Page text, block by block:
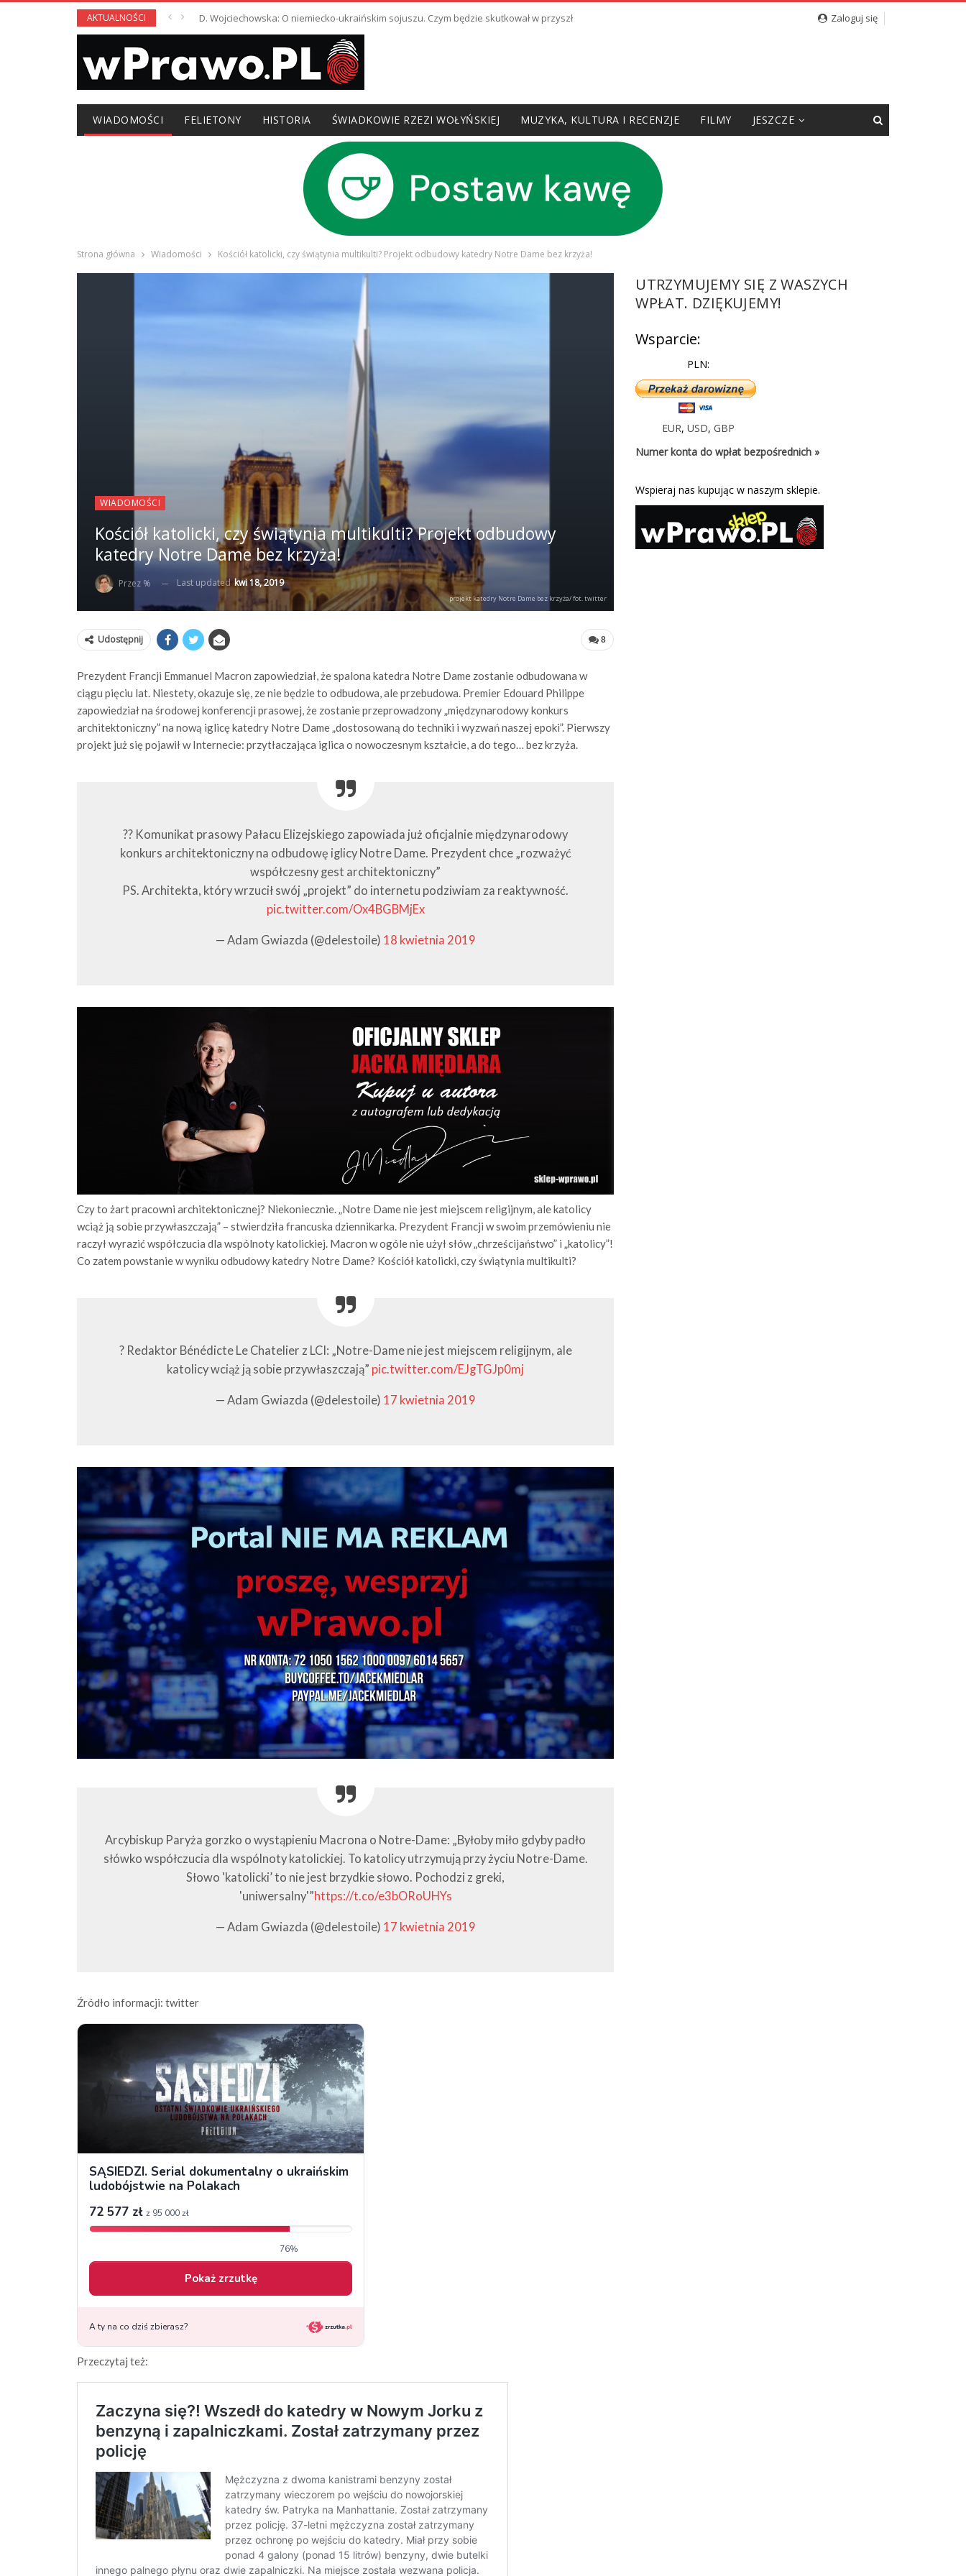
AKTUALNOŚCI D. Wojciechowska: O niemiecko-ukraińskim sojuszu. Czym będzie skutkował w przyszłości? Zaloguj się
WIADOMOŚCI FELIETONY HISTORIA ŚWIADKOWIE RZEZI WOŁYŃSKIEJ MUZYKA, KULTURA I RECENZJE FILMY JESZCZE
Strona główna Wiadomości Kościół katolicki, czy świątynia multikulti? Projekt odbudowy katedry Notre Dame bez krzyża!
WIADOMOŚCI
Kościół katolicki, czy świątynia multikulti? Projekt odbudowy
katedry Notre Dame bez krzyża!
Przez % Last updated kwi 18, 2019
projekt katedry Notre Dame bez krzyża/ fot. twitter
8
Udostępnij
Prezydent Francji Emmanuel Macron zapowiedział, że spalona katedra Notre Dame zostanie odbudowana w
ciągu pięciu lat. Niestety, okazuje się, ze nie będzie to odbudowa, ale przebudowa. Premier Edouard Philippe
zapowiedział na środowej konferencji prasowej, że zostanie przeprowadzony „międzynarodowy konkurs
architektoniczny” na nową iglicę katedry Notre Dame „dostosowaną do techniki i wyzwań naszej epoki”. Pierwszy
projekt już się pojawił w Internecie: przytłaczająca iglica o nowoczesnym kształcie, a do tego… bez krzyża.
?? Komunikat prasowy Pałacu Elizejskiego zapowiada już oficjalnie międzynarodowy
konkurs architektoniczny na odbudowę iglicy Notre Dame. Prezydent chce „rozważyć
współczesny gest architektoniczny”
PS. Architekta, który wrzucił swój „projekt” do internetu podziwiam za reaktywność.
pic.twitter.com/Ox4BGBMjEx
— Adam Gwiazda (@delestoile) 18 kwietnia 2019
Czy to żart pracowni architektonicznej? Niekoniecznie. „Notre Dame nie jest miejscem religijnym, ale katolicy
wciąż ją sobie przywłaszczają” – stwierdziła francuska dziennikarka. Prezydent Francji w swoim przemówieniu nie
raczył wyrazić współczucia dla wspólnoty katolickiej. Macron w ogóle nie użył słów „chrześcijaństwo” i „katolicy”!
Co zatem powstanie w wyniku odbudowy katedry Notre Dame? Kościół katolicki, czy świątynia multikulti?
? Redaktor Bénédicte Le Chatelier z LCI: „Notre-Dame nie jest miejscem religijnym, ale
katolicy wciąż ją sobie przywłaszczają” pic.twitter.com/EJgTGJp0mj
— Adam Gwiazda (@delestoile) 17 kwietnia 2019
Arcybiskup Paryża gorzko o wystąpieniu Macrona o Notre-Dame: „Byłoby miło gdyby padło
słówko współczucia dla wspólnoty katolickiej. To katolicy utrzymują przy życiu Notre-Dame.
Słowo 'katolicki’ to nie jest brzydkie słowo. Pochodzi z greki,
'uniwersalny'”https://t.co/e3bORoUHYs
— Adam Gwiazda (@delestoile) 17 kwietnia 2019
Źródło informacji: twitter
Przeczytaj też:
UTRZYMUJEMY SIĘ Z WASZYCH
WPŁAT. DZIĘKUJEMY!
Wsparcie:
PLN:
EUR,USD,GBP
Numer konta do wpłat bezpośrednich »
Wspieraj nas kupując w naszym sklepie.